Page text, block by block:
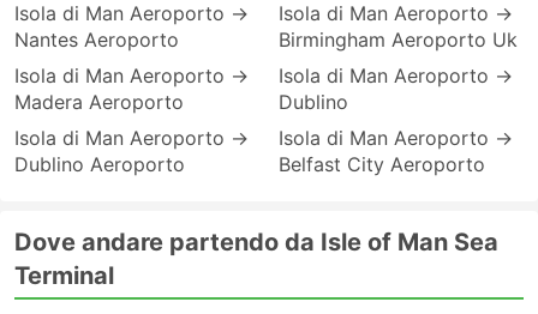
Isola di Man Aeroporto →
Nantes Aeroporto
Isola di Man Aeroporto →
Madera Aeroporto
Isola di Man Aeroporto →
Dublino Aeroporto
Isola di Man Aeroporto →
Birmingham Aeroporto Uk
Isola di Man Aeroporto →
Dublino
Isola di Man Aeroporto →
Belfast City Aeroporto
Dove andare partendo da Isle of Man Sea
Terminal